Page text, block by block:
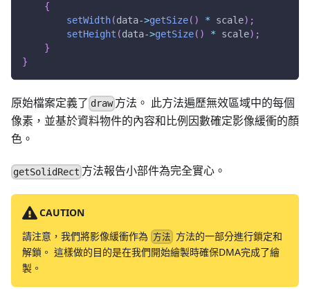
{
setWidth(data->getSize( ) * scale) ;
setHeight (data->getSize( ) * scale) ;
}
}
原始檔案定義了 draw 方法。 此方法遍歷無效區域中的每個
像素，並基於資料物件的內容和比例因數確定影像緩衝的顏
色。
getSolidRect 方法報告小部件為完全實心。
CAUTION
請注意，我們將影像緩衝作為 方法 方法的一部分進行鎖定和
解鎖。 這樣做的目的是在我們開始繪製時確保DMA完成了繪
製。